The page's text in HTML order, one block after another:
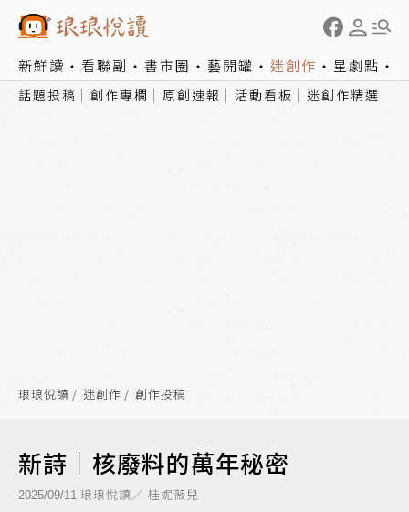
新鮮讀 看聯副 書市圈 藝開罐 迷創作 星劇點
話題投稿 創作專欄 原創速報 活動看板 迷創作精選
琅琅悅讀 迷創作 創作投稿
新詩｜核廢料的萬年秘密
2025/09/11 琅琅悅讀／ 桂妮薇兒